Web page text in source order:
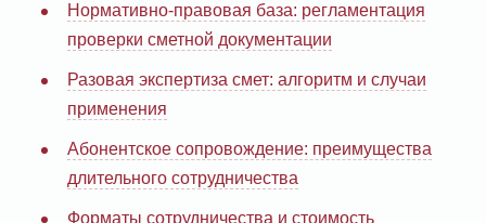
Нормативно-правовая база: регламентация
проверки сметной документации
Разовая экспертиза смет: алгоритм и случаи
применения
Абонентское сопровождение: преимущества
длительного сотрудничества
Форматы сотрудничества и стоимость